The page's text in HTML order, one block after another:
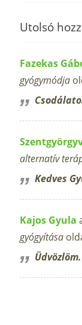
Utolsó
Fazekas
gyógymódja
alternatív
Kedves
Kajos Gyula
gyógyítása